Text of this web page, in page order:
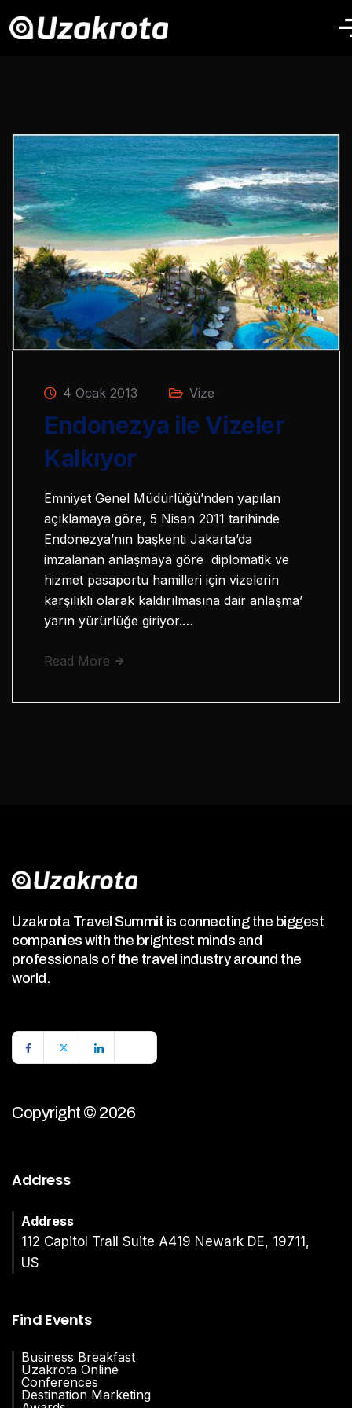
4 Ocak 2013 Vize
Endonezya ile Vizeler
Kalkıyor
Emniyet Genel Müdürlüğü’nden yapılan
açıklamaya göre, 5 Nisan 2011 tarihinde
Endonezya’nın başkenti Jakarta’da
imzalanan anlaşmaya göre diplomatik ve
hizmet pasaportu hamilleri için vizelerin
karşılıklı olarak kaldırılmasına dair anlaşma’
yarın yürürlüğe giriyor.…
Read More
Uzakrota Travel Summit is connecting the biggest
companies with the brightest minds and
professionals of the travel industry around the
world.
Copyright © 2026
Address
Address
112 Capitol Trail Suite A419 Newark DE, 19711,
US
Find Events
Business Breakfast
Uzakrota Online
Conferences
Destination Marketing